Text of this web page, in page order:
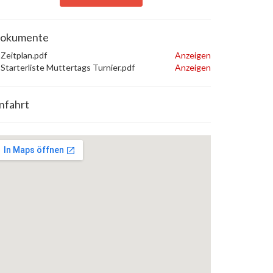
Zeitplan.pdf
Anzeigen
Starterliste Muttertags Turnier.pdf
Anzeigen